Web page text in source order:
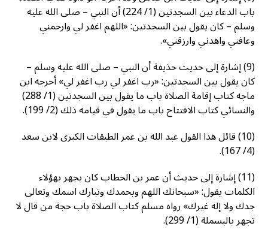
باب الدعاء بين السجدتين (1/ 224) أن النبي – صلى الله عليه
وسلم – كان يقول بين السجدتين: «اللهم اغفر لي وارحمني
وعافني واهدني وارزقني».
(9) إشارة إلى حديث حذيفة أن النبي – صلى الله عليه وسلم –
كان يقول بين السجدتين: «رب اغفر لي رب اغفر لي» أخرجه ابن
ماجه كتاب إقامة الصلاة باب ما يقول بين السجدتين (1/ 288)
والنسائي كتاب الافتتاح باب ما يقول في قيامه ذلك (2/ 199).
(10) قائل هذا القول عبد الله بن عمر الطبقات الكبرى لابن سعد
(4/ 167).
(11) إشارة إلى حديث أن عمر بن الخطاب كان يجهر بهؤلاء
الكلمات يقول: «سبحانك اللهم وبحمدك وتبارك اسمك وتعالى
جدك ولا إله غيرك» رواه مسلم كتاب الصلاة باب حجة من قال لا
تجهر بالبسملة (1/ 299).